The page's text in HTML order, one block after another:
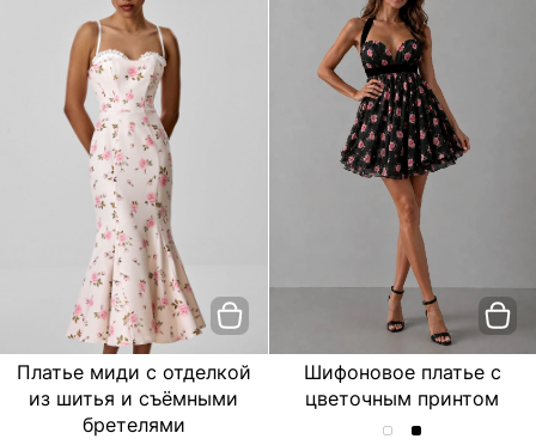
Платье миди с отделкой
из шитья и съёмными
бретелями
Шифоновое платье с
цветочным принтом
Шифоновое
Шифоновое